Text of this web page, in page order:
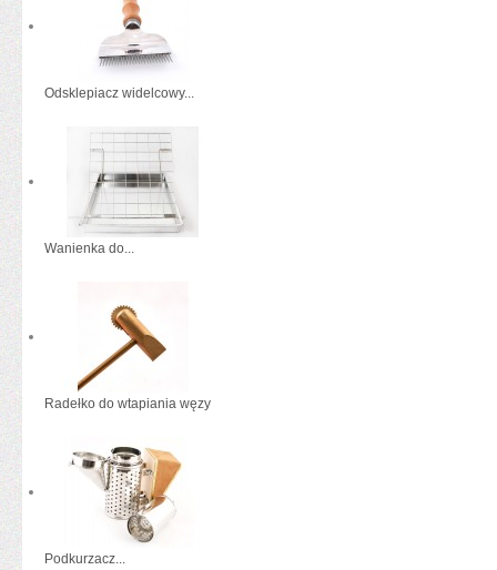
Odsklepiacz widelcowy...
Wanienka do...
Radełko do wtapiania węzy
Podkurzacz...